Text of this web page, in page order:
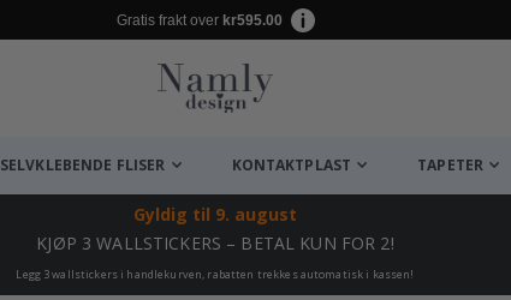
Gratis frakt over kr595.00
SELVKLEBENDE FLISER KONTAKTPLAST TAPETER
Gyldig til 9. august
KJØP 3 WALLSTICKERS – BETAL KUN FOR 2!
Legg 3 wallstickers i handlekurven, rabatten trekkes automatisk i kassen!